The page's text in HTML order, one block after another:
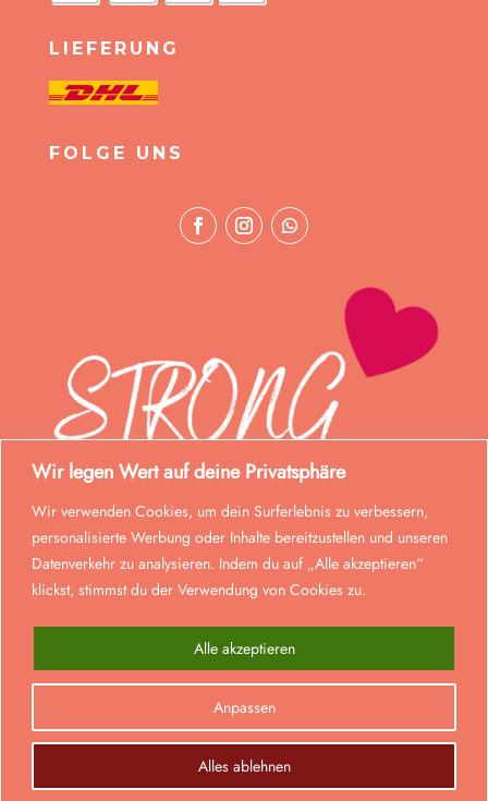
Wir legen Wert auf deine Privatsphäre
Wir verwenden Cookies, um dein Surferlebnis zu verbessern,
personalisierte Werbung oder Inhalte bereitzustellen und unseren
Datenverkehr zu analysieren. Indem du auf „Alle akzeptieren“
klickst, stimmst du der Verwendung von Cookies zu.
Anpassen
Alles ablehnen
Alle akzeptieren
LIEFERUNG
FOLGE UNS
© Strong Mom 2023. Alle Rechte vorbehalten.
Realisiert von
Alle Preise inkl. der gesetzlichen MwSt.
VERTRAG WIDERRUFEN